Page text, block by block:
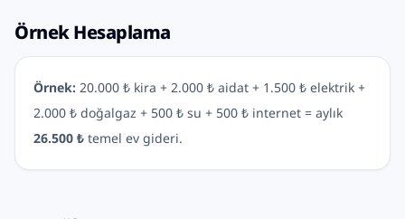
Örnek Hesaplama
Örnek: 20.000 ₺ kira + 2.000 ₺ aidat + 1.500 ₺ elektrik +
2.000 ₺ doğalgaz + 500 ₺ su + 500 ₺ internet = aylık
26.500 ₺ temel ev gideri.